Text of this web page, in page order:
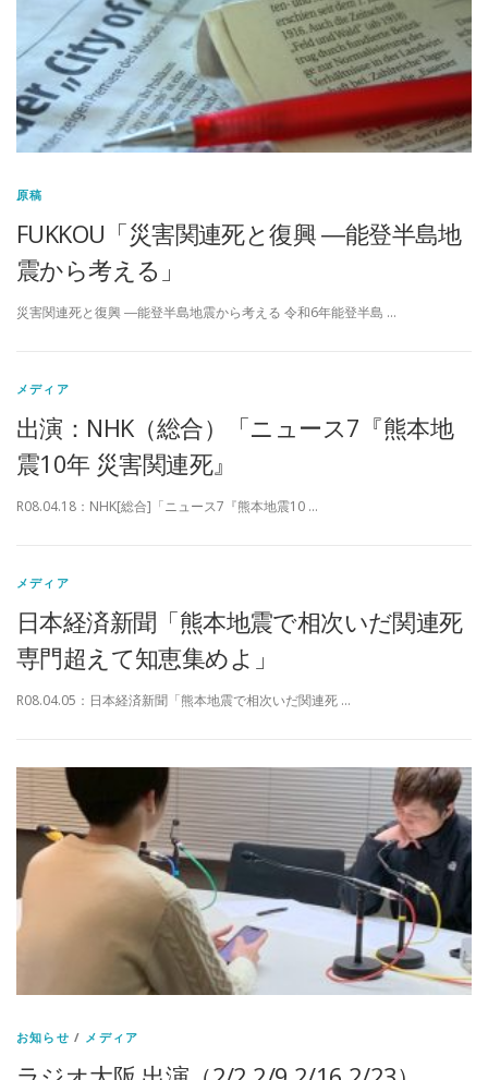
原稿
FUKKOU「災害関連死と復興 ―能登半島地
震から考える」
災害関連死と復興 ―能登半島地震から考える 令和6年能登半島 …
メディア
出演：NHK（総合）「ニュース7『熊本地
震10年 災害関連死』
R08.04.18：NHK[総合]「ニュース7『熊本地震10 …
メディア
日本経済新聞「熊本地震で相次いだ関連死
専門超えて知恵集めよ」
R08.04.05：日本経済新聞「熊本地震で相次いだ関連死 …
お知らせ / メディア